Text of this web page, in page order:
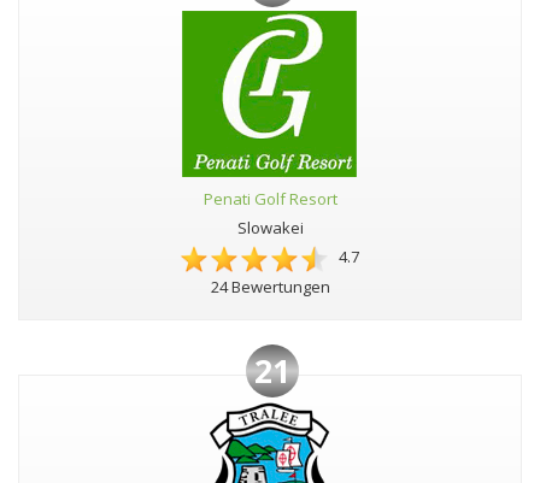
Penati Golf Resort
Slowakei
4.7
24 Bewertungen
21